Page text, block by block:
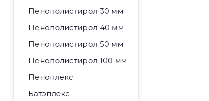
Пенополистирол 30 мм
Пенополистирол 40 мм
Пенополистирол 50 мм
Пенополистирол 100 мм
Пеноплекс
Батэплекс